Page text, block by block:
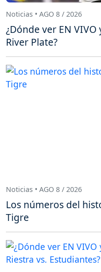
Noticias • AGO 8 / 2026
¿Dónde ver EN
River Plate?
Noticias • AGO 8 / 2026
Los números del
Tigre